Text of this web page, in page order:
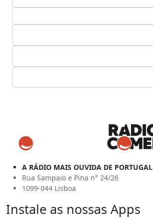
A RÁDIO MAIS OUVIDA DE PORTUGAL
Rua Sampaio e Pina n° 24/26
1099-044 Lisboa
Instale as nossas Apps